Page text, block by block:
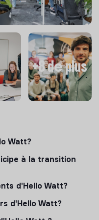
du code web en natif
relationnelles
de données semi-
des tâches, roadmap
+8 de plus
Watt?
à la transition
d'Hello Watt?
d'Hello Watt?